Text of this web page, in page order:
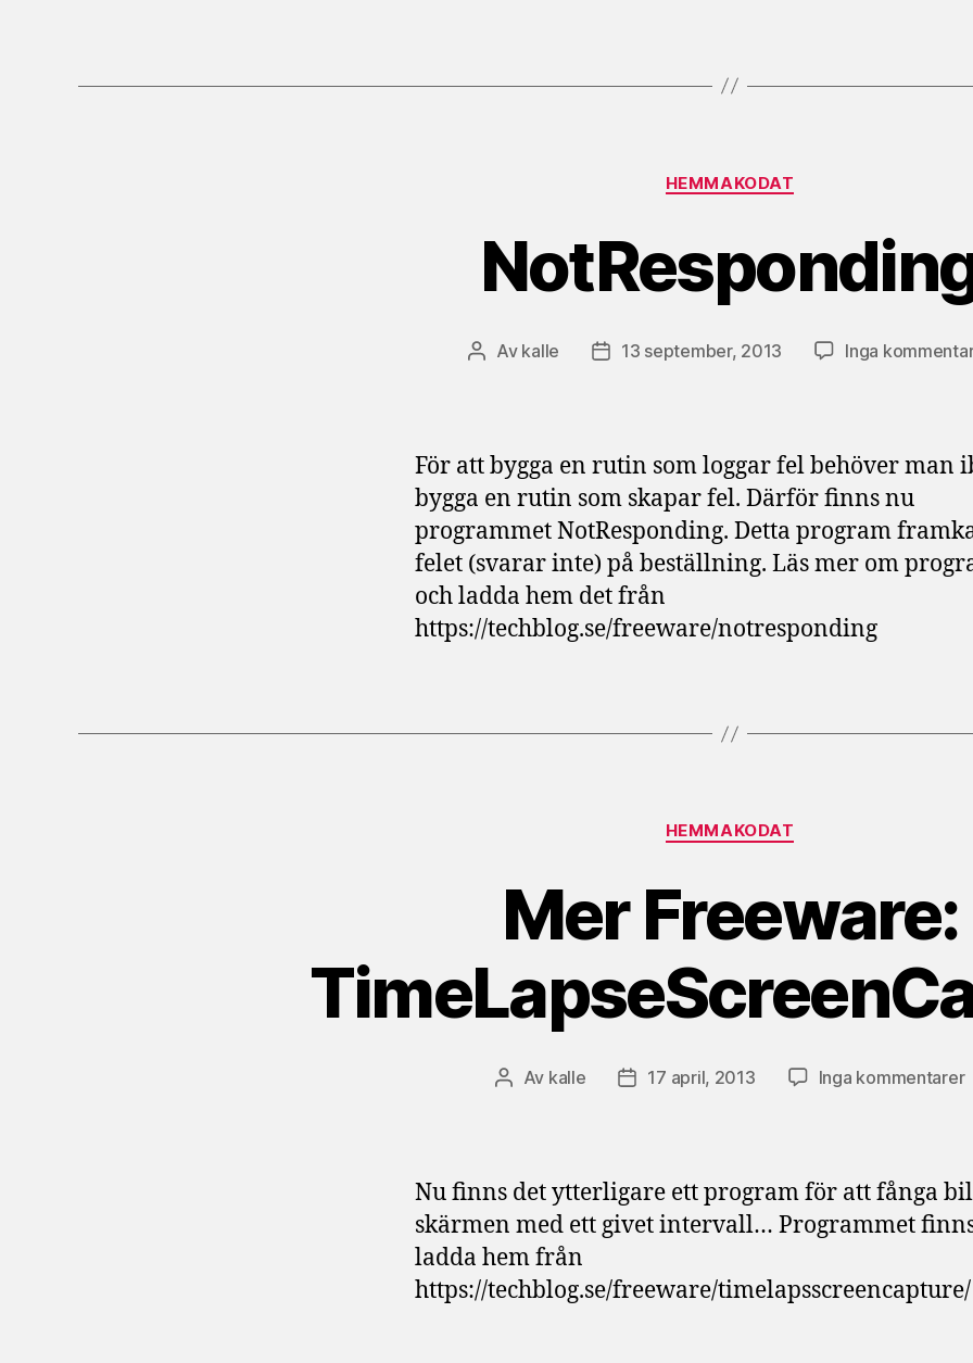
Kategorier
HEMMAKODAT
Inläggsförfattare
Av kalle Inläggsdatum
13 september, 2013 Inga
För att bygga en rutin som loggar fel behöver man
bygga en rutin som skapar fel. Därför finns nu
programmet NotResponding. Detta program
felet (svarar inte) på beställning. Läs mer om
och ladda hem det från
https://techblog.se/freeware/notresponding
Kategorier
HEMMAKODAT
Mer Freeware:
Inläggsförfattare
Av kalle Inläggsdatum
17 april, 2013 Inga kommentarertill
Nu finns det ytterligare ett program för att fånga
skärmen med ett givet intervall… Programmet
ladda hem från
https://techblog.se/freeware/timelapsscreencapture/